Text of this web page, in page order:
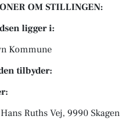
OM STILLINGEN:
ligger i:
Kommune
tilbyder:
Ruths Vej, 9990 Skagen